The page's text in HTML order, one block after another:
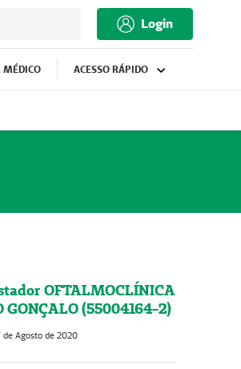
Login
MÉDICO ACESSO RÁPIDO
OFTALMOCLÍNICA
GONÇALO (55004164-2)
de Agosto de 2020